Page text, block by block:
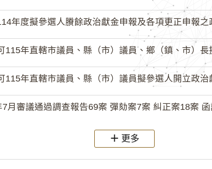
年度擬參選人賸餘政治獻金申報及各項更正申報
115年直轄市議員、縣（市）議員、鄉（鎮、市）長擬
115年直轄市議員、縣（市）議員擬參選人開立政治獻
7月審議通過調查報告69案 彈劾案7案 糾正案18案
更多